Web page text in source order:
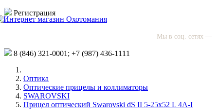
Регистрация
Мы в соц. сетях —
8 (846) 321-0001; +7 (987) 436-1111
Оптика
Оптические прицелы и коллиматоры
SWAROVSKI
Прицел оптический Swarovski dS II 5-25x52 L 4A-I